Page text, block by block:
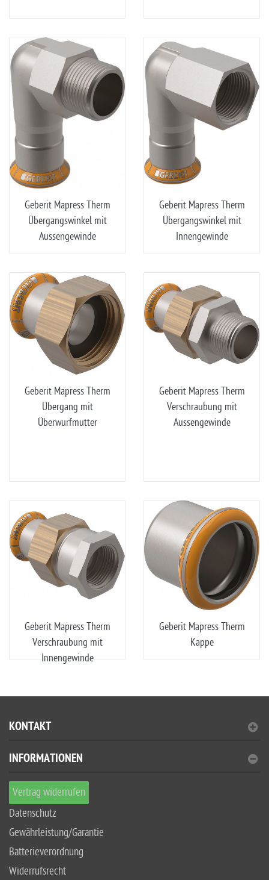
Geberit Mapress Therm
Übergangswinkel mit
Aussengewinde
Geberit Mapress Therm
Übergangswinkel mit
Innengewinde
Geberit Mapress Therm
Übergang mit
Überwurfmutter
Geberit Mapress Therm
Verschraubung mit
Aussengewinde
Geberit Mapress Therm
Verschraubung mit
Innengewinde
Geberit Mapress Therm
Kappe
KONTAKT
INFORMATIONEN
Vertrag widerrufen
Datenschutz
Gewährleistung/Garantie
Batterieverordnung
Widerrufsrecht